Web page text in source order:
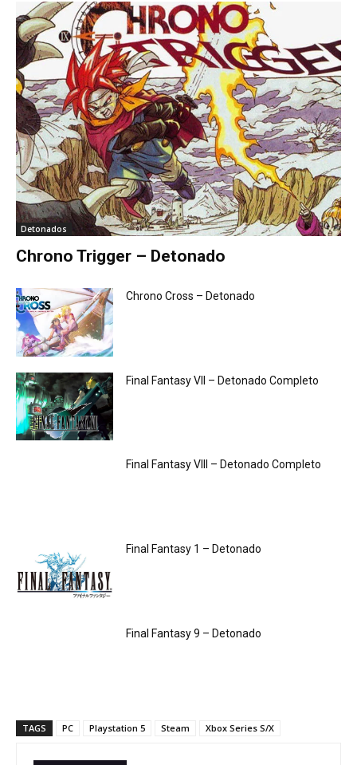
Detonados
Chrono Trigger – Detonado
Chrono Cross – Detonado
Final Fantasy VII – Detonado Completo
Final Fantasy VIII – Detonado Completo
Final Fantasy 1 – Detonado
Final Fantasy 9 – Detonado
TAGS PC Playstation 5 Steam Xbox Series S/X